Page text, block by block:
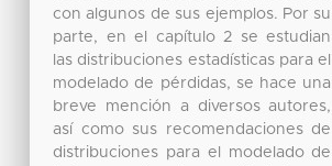
con algunos de sus ejemplos. Por su
parte, en el capítulo 2 se estudian
las distribuciones estadísticas para el
modelado de pérdidas, se hace una
breve mención a diversos autores,
así como sus recomendaciones de
distribuciones para el modelado de